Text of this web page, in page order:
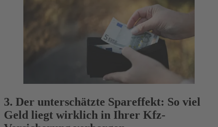
3. Der unterschätzte Spareffekt: So viel
Geld liegt wirklich in Ihrer Kfz-